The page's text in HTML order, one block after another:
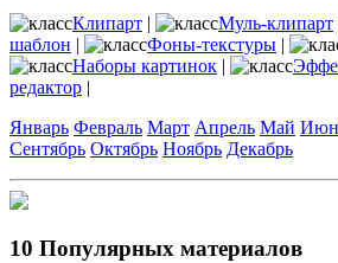
Клипарт | Муль-клипарт
шаблон | Фоны-текстуры |
Наборы картинок |
редактор |
Январь Февраль Март Апрель Май
Сентябрь Октябрь Ноябрь Декабрь
10 Популярных материалов